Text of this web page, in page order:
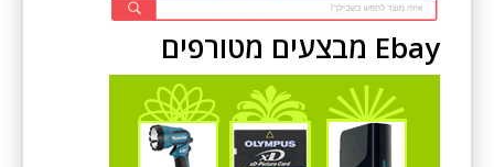
Ebay מבצעים מטורפים